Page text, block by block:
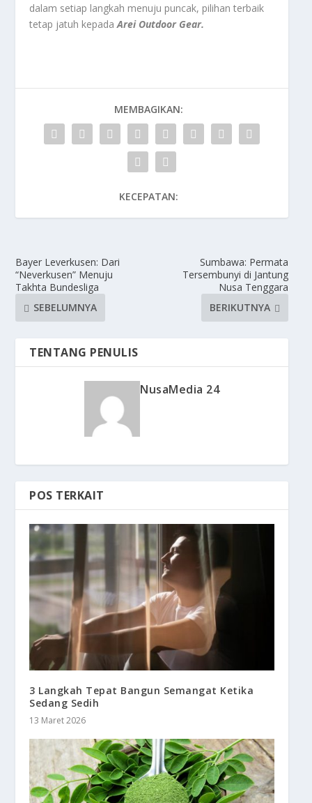
dalam setiap langkah menuju puncak, pilihan terbaik
tetap jatuh kepadaArei Outdoor Gear.
MEMBAGIKAN:
KECEPATAN:
Bayer Leverkusen: Dari
“Neverkusen” Menuju
Takhta Bundesliga
SEBELUMNYA
Sumbawa: Permata
Tersembunyi di Jantung
Nusa Tenggara
BERIKUTNYA
TENTANG PENULIS
NusaMedia 24
POS TERKAIT
3 Langkah Tepat Bangun Semangat Ketika
Sedang Sedih
13 Maret 2026